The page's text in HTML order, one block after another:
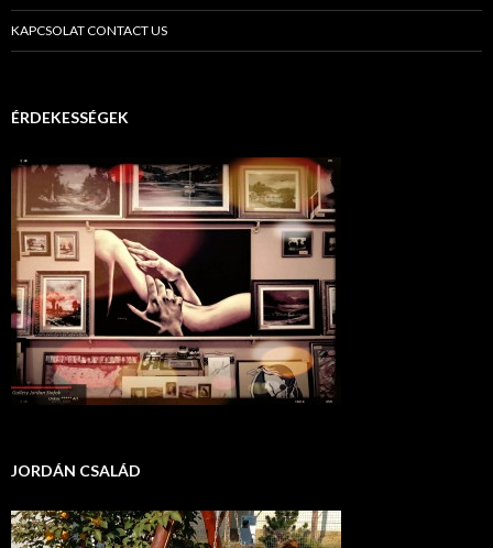
KAPCSOLAT CONTACT US
ÉRDEKESSÉGEK
JORDÁN CSALÁD